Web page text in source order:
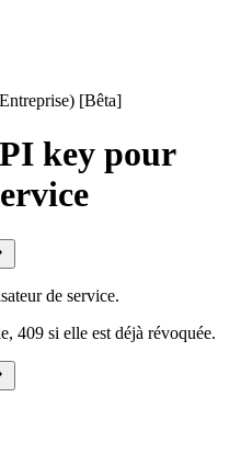
[Bêta]
key pour
de service.
409 si elle est déjà révoquée.